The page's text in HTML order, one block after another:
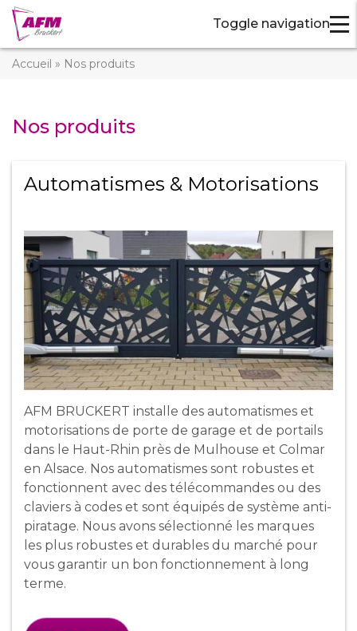
Toggle navigation
Accueil » Nos produits
Nos produits
Automatismes & Motorisations
AFM BRUCKERT installe des automatismes et
motorisations de porte de garage et de portails
dans le Haut-Rhin près de Mulhouse et Colmar
en Alsace. Nos automatismes sont robustes et
fonctionnent avec des télécommandes ou des
claviers à codes et sont équipés de système anti-
piratage. Nous avons sélectionné les marques
les plus robustes et durables du marché pour
vous garantir un bon fonctionnement à long
terme.